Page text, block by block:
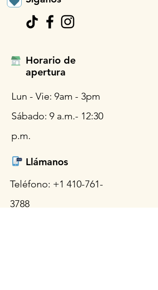
Horario de
apertura
Lun - Vie: 9am - 3pm
Sábado: 9 a.m.- 12:30
p.m.
Llámanos
Teléfono: +1 410-761-
3788